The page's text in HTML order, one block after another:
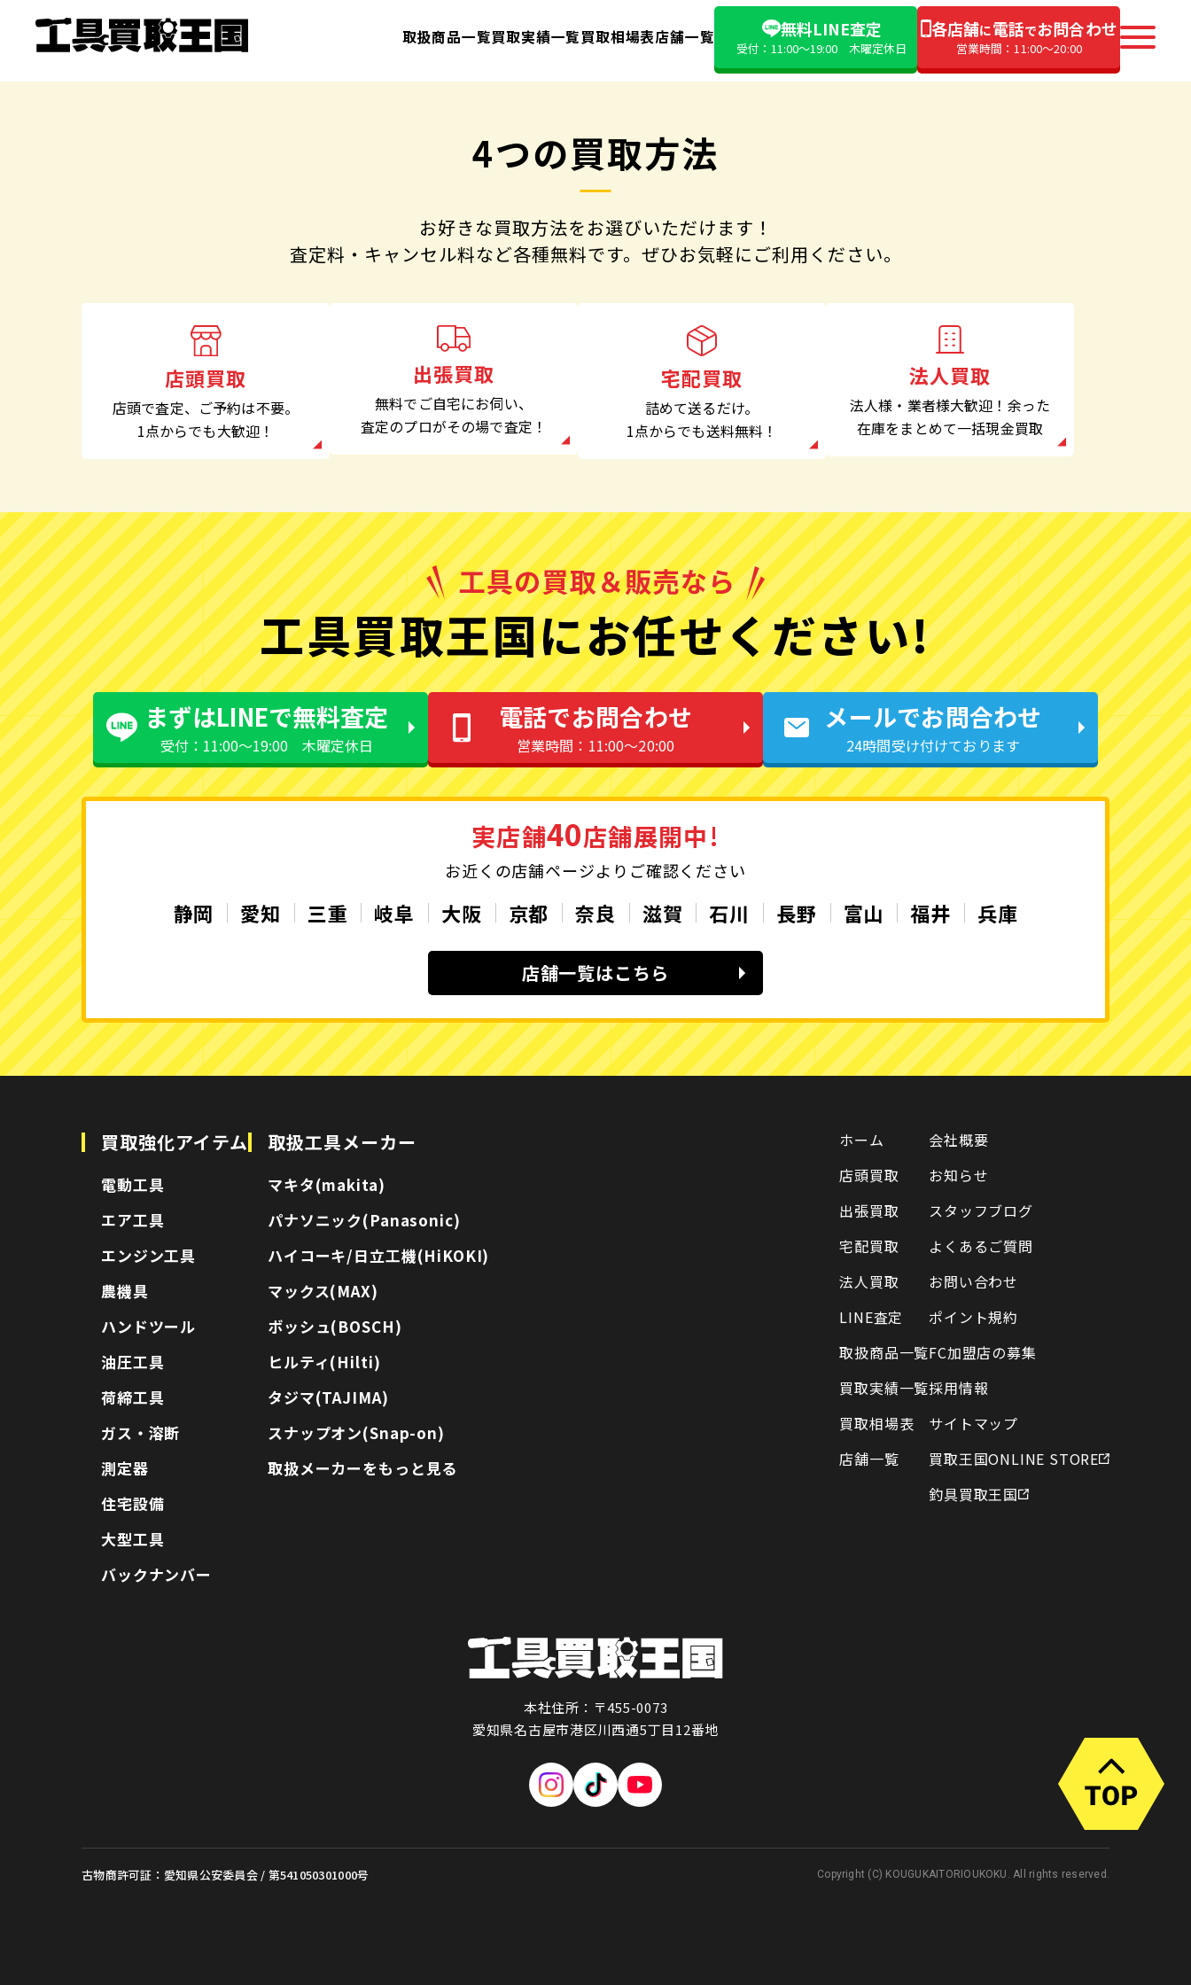
取扱商品一覧買取実績一覧買取相場表店舗一覧 無料LINE査定
受付：11:00〜19:00 木曜定休日
各店舗に電話でお問合わせ
営業時間：11:00〜20:00
4つの買取方法
お好きな買取方法をお選びいただけます！
査定料・キャンセル料など各種無料です。 ぜひお気軽にご利用ください。
店頭買取
店頭で査定、 ご予約は不要。
1点からでも大歓迎！
出張買取
無料でご自宅にお伺い、
査定のプロがその場で査定！
宅配買取
詰めて送るだけ。
1点からでも送料無料！
法人買取
法人様・業者様大歓迎！余った
在庫をまとめて一括現金買取
工具買取王国にお任せください!
まずはLINEで無料査定
受付：11:00〜19:00 木曜定休日
電話でお問合わせ
営業時間：11:00〜20:00
メールでお問合わせ
24時間受け付けております
実店舗40店舗展開中!
お近くの店舗ページよりご確認ください
静岡 愛知 三重 岐阜 大阪 京都 奈良 滋賀 石川 長野 富山 福井 兵庫
店舗一覧はこちら
買取強化アイテム
電動工具
エア工具
エンジン工具
農機具
ハンドツール
油圧工具
荷締工具
ガス・溶断
測定器
住宅設備
大型工具
バックナンバー
取扱工具メーカー
マキタ(makita)
パナソニック(Panasonic)
ハイコーキ/日立工機(HiKOKI)
マックス(MAX)
ボッシュ(BOSCH)
ヒルティ(Hilti)
タジマ(TAJIMA)
スナップオン(Snap-on)
取扱メーカーをもっと見る
ホーム
店頭買取
出張買取
宅配買取
法人買取
LINE査定
取扱商品一覧
買取実績一覧
買取相場表
店舗一覧
会社概要
お知らせ
スタッフブログ
よくあるご質問
お問い合わせ
ポイント規約
FC加盟店の募集
採用情報
サイトマップ
買取王国ONLINE STORE
釣具買取王国
本社住所：〒455-0073
愛知県名古屋市港区川西通5丁目12番地
古物商許可証：愛知県公安委員会 / 第541050301000号 Copyright (C) KOUGUKAITORIOUKOKU. All rights reserved.